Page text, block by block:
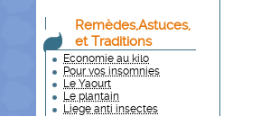
Remèdes,Astuces,
et Traditions
Economie au kilo
Pour vos insomnies
Le Yaourt
Le plantain
Liege anti insectes